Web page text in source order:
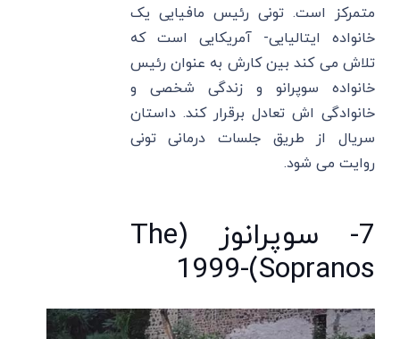
متمرکز است. تونی رئیس مافیایی یک
خانواده ایتالیایی- آمریکایی است که
تلاش می کند بین کارش به عنوان رئیس
خانواده سوپرانو و زندگی شخصی و
خانوادگی اش تعادل برقرار کند. داستان
سریال از طریق جلسات درمانی تونی
روایت می شود.
7- سوپرانوز (The
Sopranos)-1999